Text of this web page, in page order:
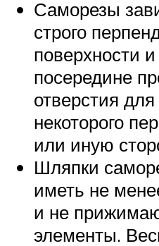
Саморезы
строго
поверхности
посередине
отверстия
некоторого
или иную
Шляпки
иметь не
и не
элементы.